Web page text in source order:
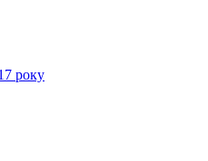
року